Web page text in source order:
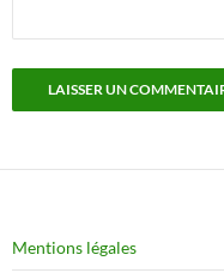
Mentions légales